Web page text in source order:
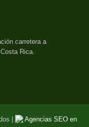
carretera a
Rica.
|
Agencias SEO en